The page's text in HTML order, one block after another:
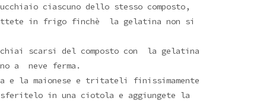
ciascuno dello stesso composto,
in frigo finchè la gelatina non si
scarsi del composto con la gelatina
a neve ferma.
la maionese e tritateli finissimamente
in una ciotola e aggiungete la